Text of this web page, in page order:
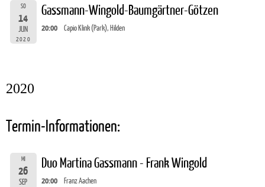
SO
14
JUN
2020
Gassmann-Wingold-Baumgärtner-Götzen
20:00 Capio Klink (Park), Hilden
2020
Termin-Informationen:
MI
26
SEP
Duo Martina Gassmann - Frank Wingold
20:00 Franz Aachen